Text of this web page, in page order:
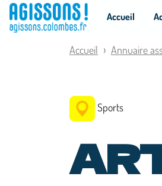
Accueil
Accueil Annuaire
Sports
Panneau de gestion des cookies